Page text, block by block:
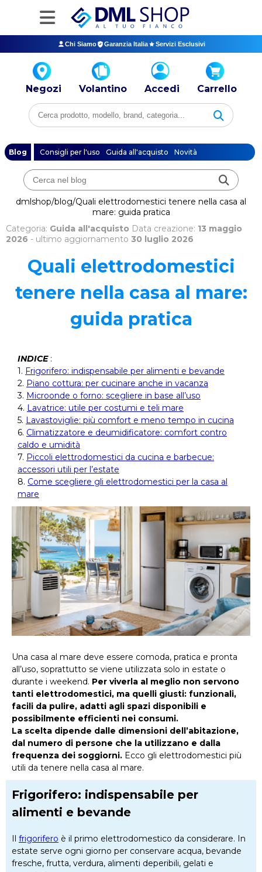
Chi Siamo Garanzia Italia Servizi Esclusivi
Negozi Volantino Accedi Carrello
Blog Consigli per l'uso Guida all'acquisto Novità
dmlshop/blog/Quali elettrodomestici tenere nella casa al
mare: guida pratica
Categoria: Guida all'acquisto Data creazione: 13 maggio
2026 - ultimo aggiornamento 30 luglio 2026
Quali elettrodomestici
tenere nella casa al mare:
guida pratica
INDICE :
1. Frigorifero: indispensabile per alimenti e bevande
2. Piano cottura: per cucinare anche in vacanza
3. Microonde o forno: scegliere in base all’uso
4. Lavatrice: utile per costumi e teli mare
5. Lavastoviglie: più comfort e meno tempo in cucina
6. Climatizzatore e deumidificatore: comfort contro
caldo e umidità
7. Piccoli elettrodomestici da cucina e barbecue:
accessori utili per l’estate
8. Come scegliere gli elettrodomestici per la casa al
mare
Una casa al mare deve essere comoda, pratica e pronta
all’uso, soprattutto se viene utilizzata solo in estate o
durante i weekend. Per viverla al meglio non servono
tanti elettrodomestici, ma quelli giusti: funzionali,
facili da pulire, adatti agli spazi disponibili e
possibilmente efficienti nei consumi.
La scelta dipende dalle dimensioni dell’abitazione,
dal numero di persone che la utilizzano e dalla
frequenza dei soggiorni. Ecco gli elettrodomestici più
utili da tenere nella casa al mare.
Frigorifero: indispensabile per
alimenti e bevande
Il frigorifero è il primo elettrodomestico da considerare. In
estate serve ogni giorno per conservare acqua, bevande
fresche, frutta, verdura, alimenti deperibili, gelati e